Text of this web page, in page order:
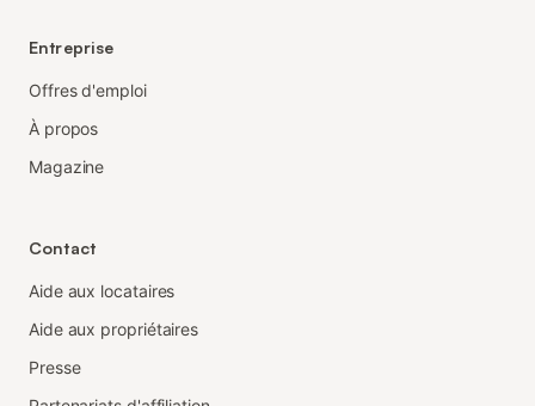
Entreprise
Offres d'emploi
À propos
Magazine
Contact
Aide aux locataires
Aide aux propriétaires
Presse